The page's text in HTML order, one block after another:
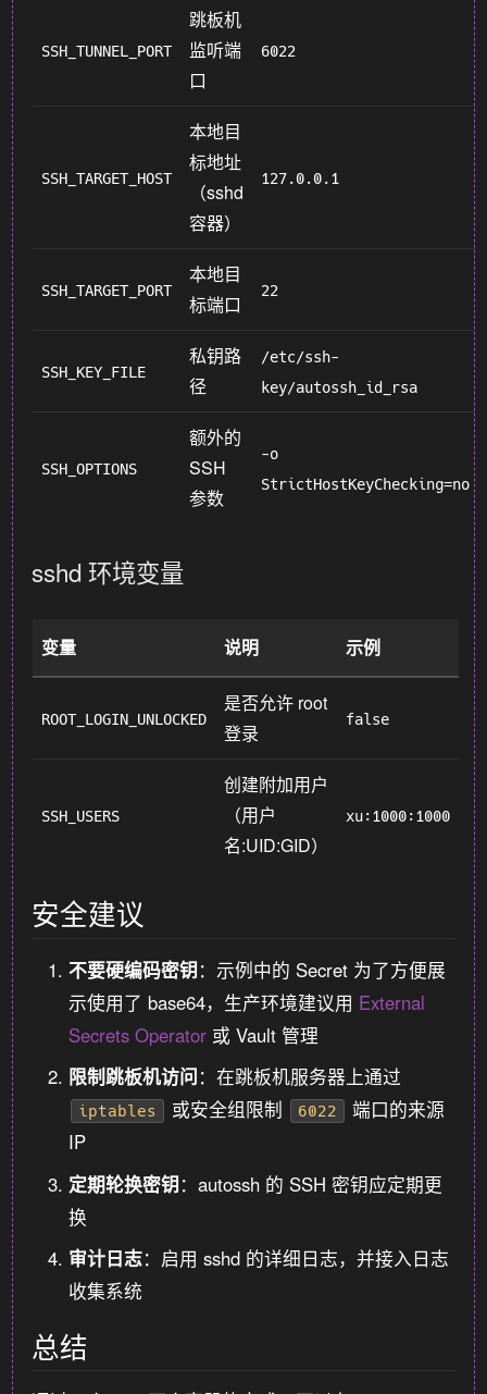
SSH_TUNNEL_PORT
跳板机
监听端
口
6022
SSH_TARGET_HOST
本地目
标地址
（sshd
容器）
127.0.0.1
SSH_TARGET_PORT
本地目
标端口
22
SSH_KEY_FILE
私钥路
径
/etc/ssh-
key/autossh_id_rsa
SSH_OPTIONS
额外的
SSH
参数
-o
StrictHostKeyChecking=no
sshd 环境变量
变量 说明 示例
ROOT_LOGIN_UNLOCKED
是否允许 root
登录
false
SSH_USERS
创建附加用户
（用户
名:UID:GID）
xu:1000:1000
安全建议
不要硬编码密钥：示例中的 Secret 为了方便展
示使用了 base64，生产环境建议用 External
Secrets Operator或 Vault 管理
限制跳板机访问：在跳板机服务器上通过
iptables 或安全组限制 6022
端口的来源
IP
定期轮换密钥：autossh 的 SSH 密钥应定期更
换
审计日志：启用 sshd 的详细日志，并接入日志
收集系统
总结